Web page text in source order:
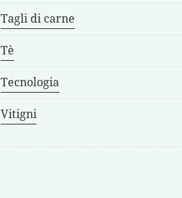
Tagli di carne
Tè
Tecnologia
Vitigni